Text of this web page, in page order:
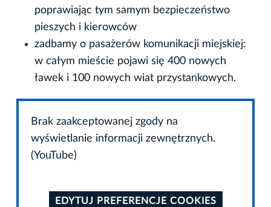
poprawiając tym samym bezpieczeństwo
pieszych i kierowców
zadbamy o pasażerów komunikacji miejskiej:
w całym mieście pojawi się 400 nowych
ławek i 100 nowych wiat przystankowych.
Brak zaakceptowanej zgody na
wyświetlanie informacji zewnętrznych.
(YouTube)
EDYTUJ PREFERENCJE COOKIES